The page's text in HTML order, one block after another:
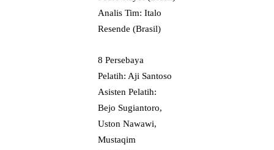
Analis Tim: Italo
Resende (Brasil)
8 Persebaya
Pelatih: Aji Santoso
Asisten Pelatih:
Bejo Sugiantoro,
Uston Nawawi,
Mustaqim